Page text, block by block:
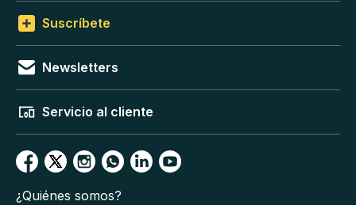
Suscríbete
Newsletters
Servicio al cliente
¿Quiénes somos?